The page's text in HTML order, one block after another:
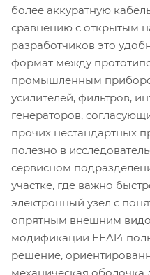
более аккуратную
сравнению с открытым
разработчиков это
формат между
промышленным
усилителей, фильтров,
генераторов,
прочих нестандартных
полезно в
сервисном
участке, где важно
электронный узел с
опрятным внешним
модификации EEA14
решение,